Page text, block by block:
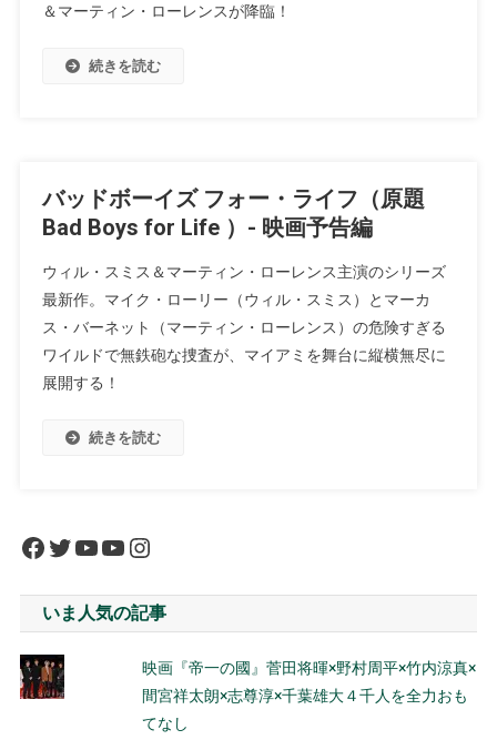
＆マーティン・ローレンスが降臨！
続きを読む
バッドボーイズ フォー・ライフ（原題
Bad Boys for Life ）- 映画予告編
ウィル・スミス＆マーティン・ローレンス主演のシリーズ
最新作。マイク・ローリー（ウィル・スミス）とマーカ
ス・バーネット（マーティン・ローレンス）の危険すぎる
ワイルドで無鉄砲な捜査が、マイアミを舞台に縦横無尽に
展開する！
続きを読む
Facebook
Twitter
YouTube
YouTube
Instagram
いま人気の記事
映画『帝一の國』菅田将暉×野村周平×竹内涼真×
間宮祥太朗×志尊淳×千葉雄大４千人を全力おも
てなし